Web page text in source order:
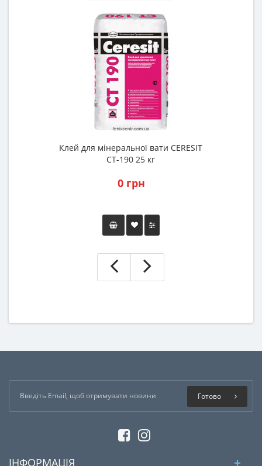
Клей для мінеральної вати CERESIT
СТ-190 25 кг
0 грн
Готово
ІНФОРМАЦІЯ